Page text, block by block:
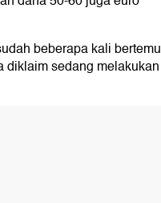
beberapa kali bertemu
sedang melakukan